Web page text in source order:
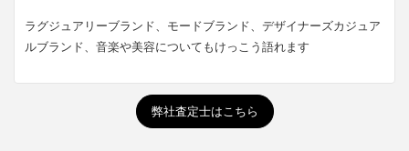
ラグジュアリーブランド、モードブランド、デザイナーズカジュア
ルブランド、音楽や美容についてもけっこう語れます
弊社査定士はこちら